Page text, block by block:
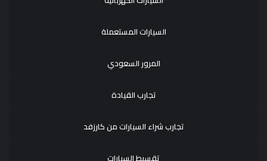
السيارات المستعملة
المرور السعودي
تجارب القيادة
تجارب شراء السيارات من كارزفد